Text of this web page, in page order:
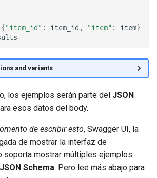
{ "item_id" : item_id , "item" : item}
and variants
los ejemplos serán parte del JSON
esos datos del body.
de escribir esto, Swagger UI, la
de mostrar la interfaz de
soporta mostrar múltiples ejemplos
JSON Schema. Pero lee más abajo para